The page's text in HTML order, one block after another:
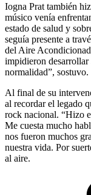
Iogna Prat también
músico venía
estado de salud y
seguía presente a
del Aire
impidieron
normalidad”, sostuvo.
Al final de su
al recordar el legado
rock nacional. “Hizo
Me cuesta mucho
nos fueron muchos
nuestra vida. Por
al aire.